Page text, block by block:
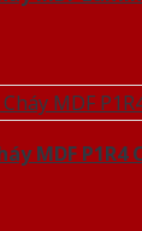
MDF P1R4